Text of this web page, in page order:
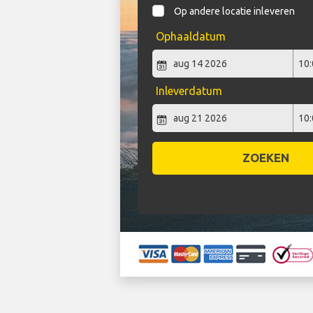
Op andere locatie inleveren
Ophaaldatum
Inleverdatum
ZOEKEN